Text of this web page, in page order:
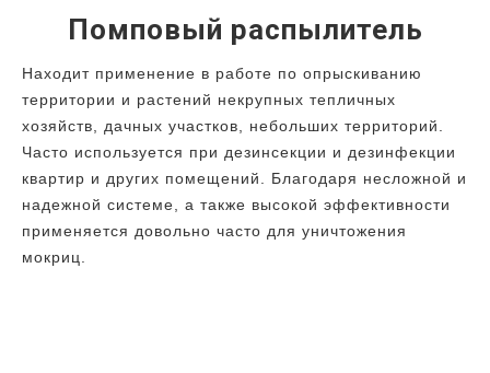
Помповый распылитель
Находит применение в работе по опрыскиванию
территории и растений некрупных тепличных
хозяйств, дачных участков, небольших территорий.
Часто используется при дезинсекции и дезинфекции
квартир и других помещений. Благодаря несложной и
надежной системе, а также высокой эффективности
применяется довольно часто для уничтожения
мокриц.